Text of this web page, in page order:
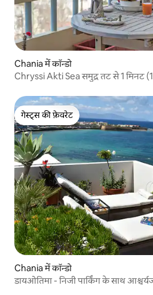
Chania में कॉन्डो
Chryssi Akti Sea समुद्र तट से 1 मिनट
गेस्ट्स की फ़ेवरेट
गेस्ट्स की फ़ेवरेट
Chania में कॉन्डो
डायओतिमा - निजी पार्किंग के साथ